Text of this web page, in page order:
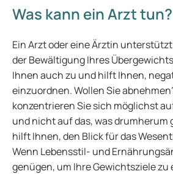
Was kann ein Arzt tun?
Ein Arzt oder eine Ärztin
der Bewältigung Ihres
Ihnen auch zu und hilft Ihnen,
einzuordnen. Wollen Sie
konzentrieren Sie sich möglichst
und nicht auf das, was drumherum
hilft Ihnen, den Blick für das
Wenn Lebensstil- und
genügen, um Ihre Gewichtsziele